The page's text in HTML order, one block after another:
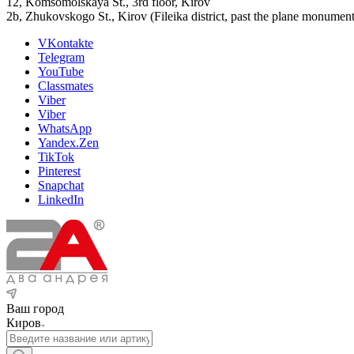
2b, Zhukovskogo St., Kirov (Fileika district, past the plane
VKontakte
Telegram
YouTube
Classmates
Viber
Viber
WhatsApp
Yandex.Zen
TikTok
Pinterest
Snapchat
LinkedIn
Ваш город
Киров